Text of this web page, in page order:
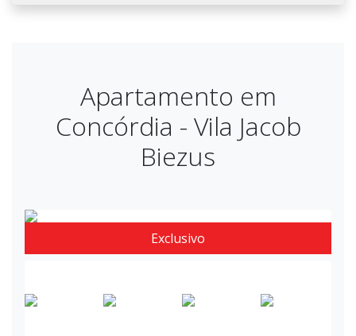
Apartamento em
Concórdia - Vila Jacob
Biezus
Exclusivo